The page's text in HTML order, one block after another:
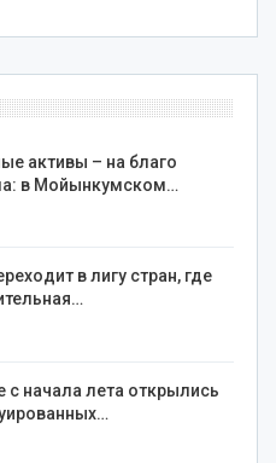
активы – на благо
в Мойынкумском…
в лигу стран, где
с начала лета открылись